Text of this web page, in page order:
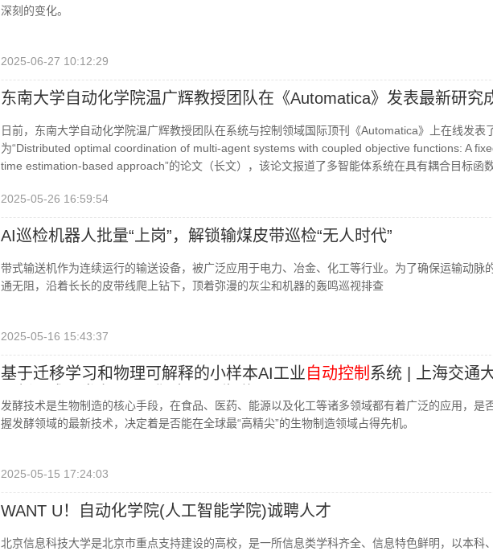
深刻的变化。
2025-06-27 10:12:29
东南大学自动化学院温广辉教授团队在《Automatica》发表最新研究
日前，东南大学自动化学院温广辉教授团队在系统与控制领域国际顶刊《Automatica》上在线发表
为“Distributed optimal coordination of multi-agent systems with coupled objective functions: A
time estimation-based approach”的论文（长文），该论文报道了多智能体系统在具有耦合目标函
2025-05-26 16:59:54
AI巡检机器人批量“上岗”，解锁输煤皮带巡检“无人时代”
带式输送机作为连续运行的输送设备，被广泛应用于电力、冶金、化工等行业。为了确保运输动脉
通无阻，沿着长长的皮带线爬上钻下，顶着弥漫的灰尘和机器的轰鸣巡视排查
2025-05-16 15:43:37
基于迁移学习和物理可解释的小样本AI工业 自动控制 系统 | 上海交通
发酵技术是生物制造的核心手段，在食品、医药、能源以及化工等诸多领域都有着广泛的应用，是
握发酵领域的最新技术，决定着是否能在全球最“高精尖”的生物制造领域占得先机。
2025-05-15 17:24:03
WANT U！自动化学院(人工智能学院)诚聘人才
北京信息科技大学是北京市重点支持建设的高校，是一所信息类学科齐全、信息特色鲜明，以本科